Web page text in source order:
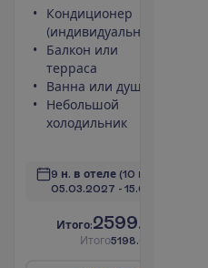
Кондиционер
(индивидуальный)
Балкон или
терраса
Ванна или душ
Небольшой
холодильник
9 н. в отеле (10 н. всего)
05.03.2027 - 15.03.2027
И того:2599.00
Итого5198.00